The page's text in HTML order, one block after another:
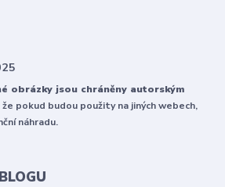
obrázky jsou chráněny autorským
pokud budou použity na jiných webech,
náhradu.